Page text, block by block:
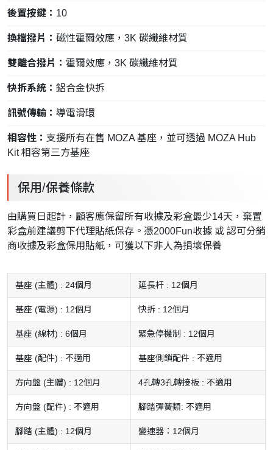
後置按鍵： 10
換檔撥片： 磁性霍爾效應，3K 碳纖維材質
雙離合撥片： 霍爾效應，3K 碳纖維材質
快拆系統： 鋁合金快拆
訊號傳輸： 導電滑環
相容性： 支援所有在售 MOZA 基座，並可透過 MOZA Hub
Kit 相容第三方基座
保用/保養條款
由購買日起計，顧客應保留所有收據及彩盒最少14天，棄置
彩盒前建議剪下代理貼紙保存。憑2000Fun收據 或 認可分銷
商收據及彩盒保用貼紙，可獲以下非人為損壞保養
基座 (主體) : 24個月 延長杆 : 12個月
基座 (電源) : 12個月 快拆 : 12個月
基座 (線材) : 6個月 緊急停機制 : 12個月
基座 (配件) : 不適用 基座側鎖配件 : 不適用
方向盤 (主體) : 12個月 4孔轉3孔轉接板 : 不適用
方向盤 (配件) : 不適用 腳踏彈簧類: 不適用
腳踏 (主體) : 12個月 變速器：12個月